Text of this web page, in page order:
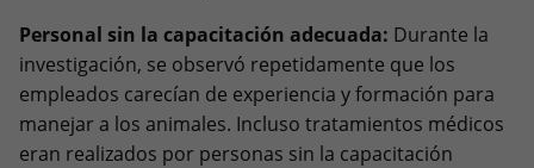
Personal sin la capacitación adecuada: Durante la
investigación, se observó repetidamente que los
empleados carecían de experiencia y formación para
manejar a los animales. Incluso tratamientos médicos
eran realizados por personas sin la capacitación